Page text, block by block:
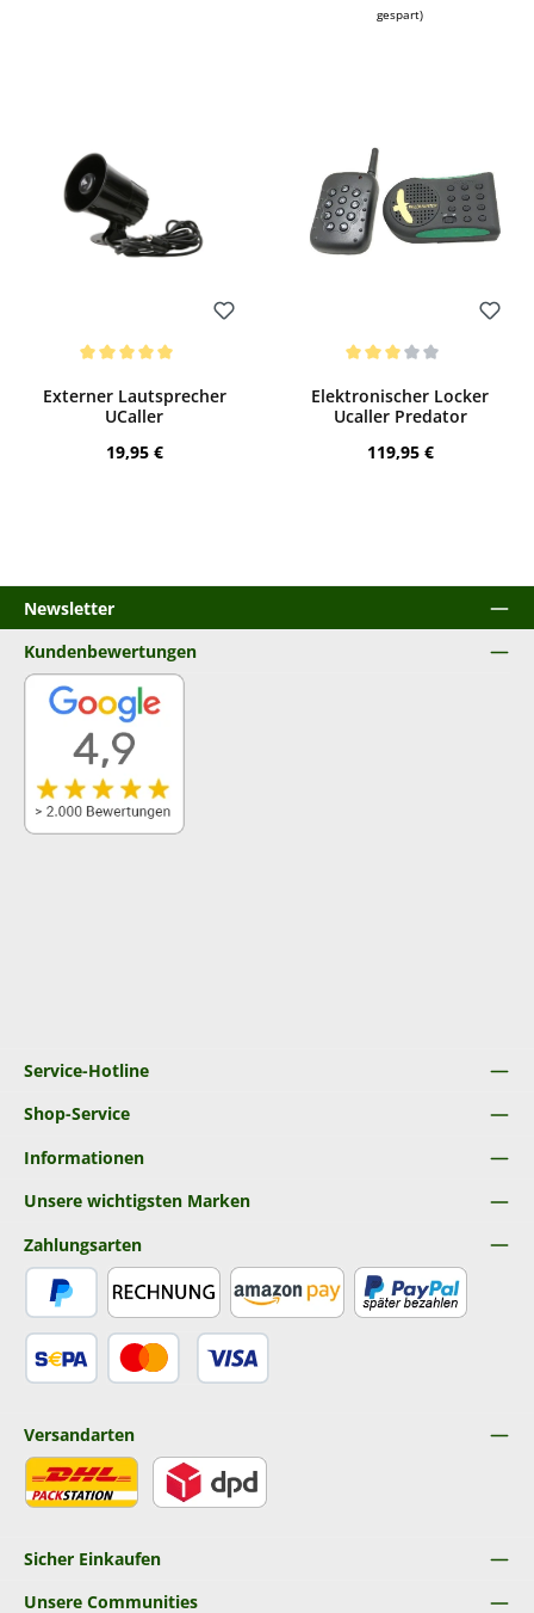
gespart)
Bewerten
Externer Lautsprecher
UCaller
Regulärer Preis:
19,95 €
Bewerten
Elektronischer Locker
Ucaller Predator
Regulärer Preis:
119,95 €
Newsletter
Service-Hotline
Shop-Service
Informationen
Unsere wichtigsten Marken
Sicher Einkaufen
Kundenbewertungen
Unsere Communities
Zahlungsarten
Versandarten